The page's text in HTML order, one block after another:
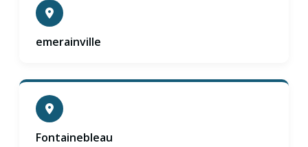
emerainville
Fontainebleau